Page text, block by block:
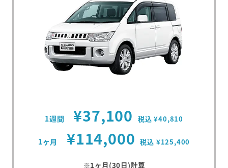
1週間 ¥37,100 税込 ¥40,810
1ヶ月 ¥114,000 税込 ¥125,400
※1ヶ月(30日)計算